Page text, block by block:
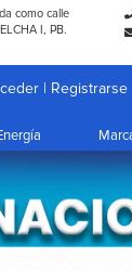
como calle
I, PB.
| Registrarse